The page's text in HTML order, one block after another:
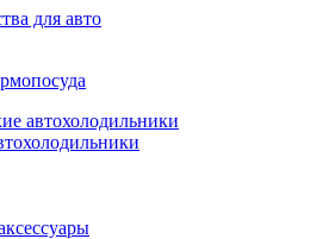
для авто
автохолодильники